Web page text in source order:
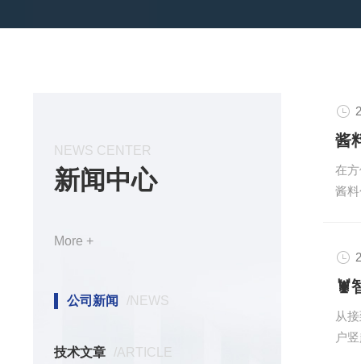
NEWS CENTER
新闻中心
More +
公司新闻 /NEWS
技术文章 /ARTICLE
在
酱
动
年
售
杀
从
户